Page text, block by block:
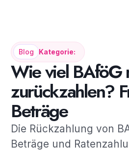
Blog Kategorie:
Wie viel BAföG
zurückzahlen?
Beträge
Die Rückzahlung von
Beträge und